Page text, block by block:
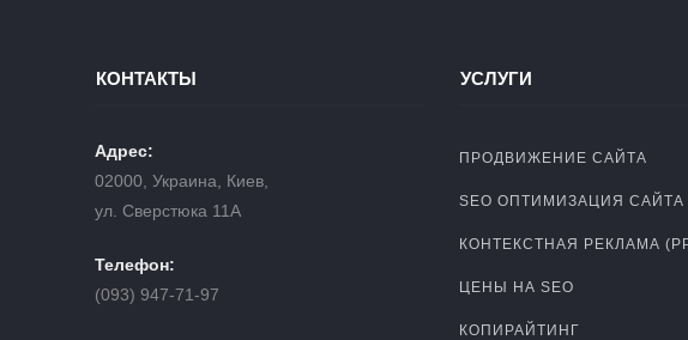
КОНТАКТЫ
Адрес:
02000, Украина, Киев,
ул. Сверстюка 11А
Телефон:
(093) 947-71-97
УСЛУГИ
ПРОДВИЖЕНИЕ САЙТА
SEO ОПТИМИЗАЦИЯ САЙТА
КОНТЕКСТНАЯ РЕКЛАМА
ЦЕНЫ НА SEO
КОПИРАЙТИНГ